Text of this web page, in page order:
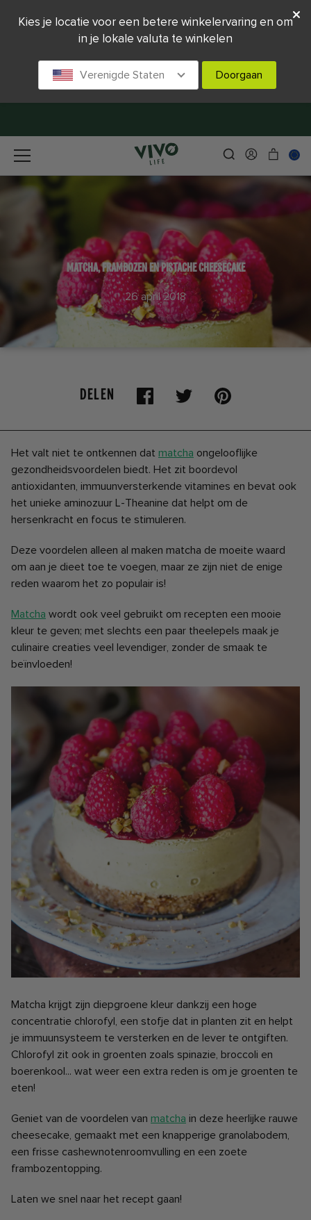
MATCHA, FRAMBOZEN EN PISTACHE CHEESECAKE
26 april 2018
DELEN
Het valt niet te ontkennen dat matcha ongelooflijke
gezondheidsvoordelen biedt. Het zit boordevol
antioxidanten, immuunversterkende vitamines en bevat ook
het unieke aminozuur L-Theanine dat helpt om de
hersenkracht en focus te stimuleren.
Deze voordelen alleen al maken matcha de moeite waard
om aan je dieet toe te voegen, maar ze zijn niet de enige
reden waarom het zo populair is!
Matcha wordt ook veel gebruikt om recepten een mooie
kleur te geven; met slechts een paar theelepels maak je
culinaire creaties veel levendiger, zonder de smaak te
beïnvloeden!
Matcha krijgt zijn diepgroene kleur dankzij een hoge
concentratie chlorofyl, een stofje dat in planten zit en helpt
je immuunsysteem te versterken en de lever te ontgiften.
Chlorofyl zit ook in groenten zoals spinazie, broccoli en
boerenkool... wat weer een extra reden is om je groenten te
eten!
Geniet van de voordelen van matcha in deze heerlijke rauwe
cheesecake, gemaakt met een knapperige granolabodem,
een frisse cashewnotenroomvulling en een zoete
frambozentopping.
Laten we snel naar het recept gaan!
Kies je locatie voor een betere winkelervaring en om
in je lokale valuta te winkelen
Verenigde Staten Doorgaan